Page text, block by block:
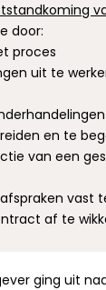
door:
proces
uit te
en te
van een
vast
af te
ging uit